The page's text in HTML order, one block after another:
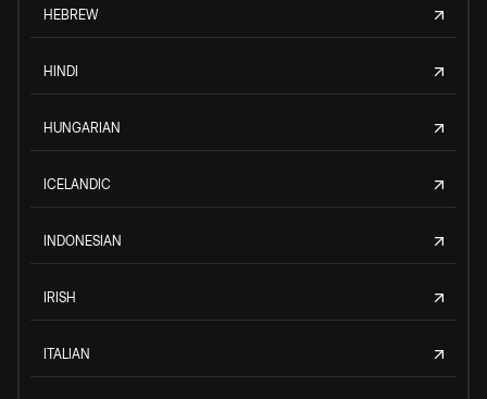
HEBREW
HINDI
HUNGARIAN
ICELANDIC
INDONESIAN
IRISH
ITALIAN